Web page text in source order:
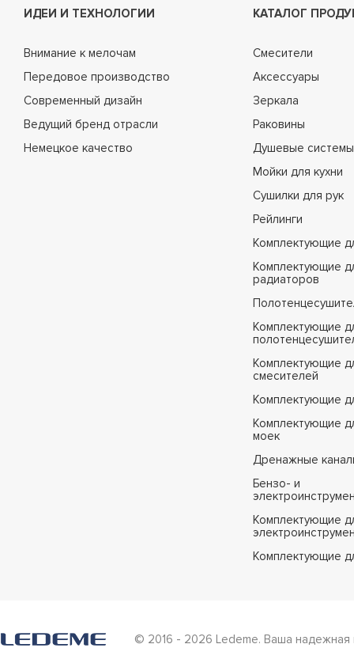
ИДЕИ И ТЕХНОЛОГИИ
Внимание к мелочам
Передовое производство
Современный дизайн
Ведущий бренд отрасли
Немецкое качество
КАТАЛОГ
Смесители
Аксессуары
Зеркала
Раковины
Душевые системы
Мойки для кухни
Сушилки для рук
Рейлинги
Комплектующие
Комплектующие
радиаторов
Комплектующие
Комплектующие
смесителей
Комплектующие
Комплектующие
моек
Дренажные
Бензо- и
Комплектующие
Комплектующие
© 2016 - 2026 Ledeme. Ваша